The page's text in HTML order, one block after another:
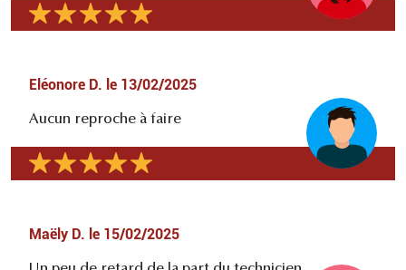
Eléonore D. le 13/02/2025
Aucun reproche à faire
Maëly D. le 15/02/2025